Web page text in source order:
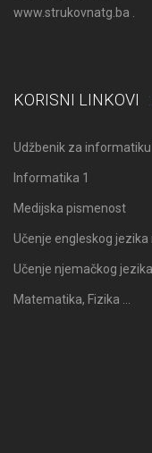
www.strukovnatg.ba .
KORISNI LINKOVI
Udžbenik za
Informatika 1
Medijska pismenost
Učenje engleskog
Učenje njemačkog
Matematika, Fizika …